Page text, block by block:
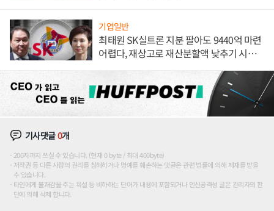
기업일반
최태원 SK실트론 지분 팔아도 9440억 마련
어렵다, 재상고로 재산분할액 낮추기 시도
기사댓글0개
200자까지 쓰실 수 있습니다. (현재 0 byte / 최대 400byte)
저작권 등 다른 사람의 권리를 침해하거나 명예를 훼손하는 댓글은 관련 법률에 의해 제재를 받을
수 있습니다.
타인에게 불쾌감을 주는 욕설 등 비하하는 단어가 내용에 포함되거나 인신공격성 글은 관리자의 판
단에 의해 삭제 합니다.